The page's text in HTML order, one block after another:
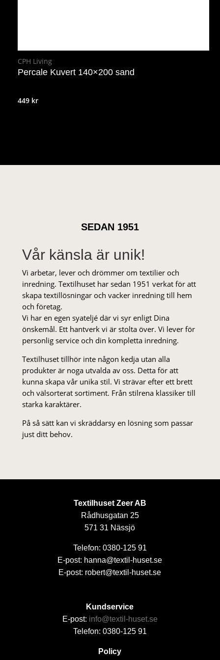
CPH Living
Percale Kuvert 140×200 sand
449 kr
SEDAN 1951
Vår känsla är unik!
Vi arbetar, lever och drömmer om textilier och
inredning. Textilhuset har sedan 1951 verkat för att
skapa textillösningar och vacker inredning till hem
och företag.
Vi har en egen syateljé där vi syr enligt Dina
önskemål. Ett hantverk vi är stolta över. Vi lever för
personlig service och din kompletta inredning.
Textilhuset tillhör inte någon kedja utan alla
produkter är noga utvalda av oss. Detta för att
kunna skapa vår unika stil. Vi strä­var efter ett brett
och välsorterat sor­ti­ment. Från stil­rena klas­siker till
starka karaktärer.
På så sätt kan vi skräddarsy en lösning som passar
just ditt behov.
Textilhuset Zeer AB
Rådhusgatan 25
571 31 Nässjö
Telefon: 0380-125 91
E-post: hanna@textil-huset.se
E-post: robert@textil-huset.se
Kundservice
E-post: info@textil-huset.se
Telefon: 0380-125 91
Policy